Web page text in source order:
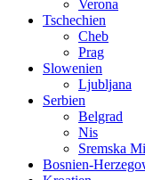
Verona
Tschechien
Cheb
Prag
Slowenien
Ljubljana
Serbien
Belgrad
Nis
Sremska
Bosnien-